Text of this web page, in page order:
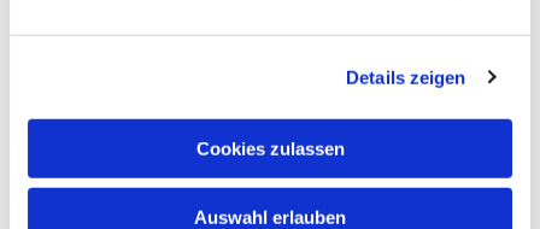
Details zeigen
Cookies zulassen
Auswahl erlauben
Gottesdienste